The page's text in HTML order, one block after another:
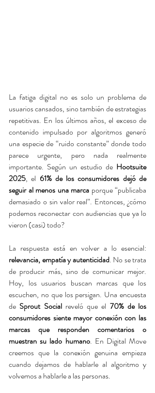
La fatiga digital no es solo un problema de
usuarios cansados, sino también de estrategias
repetitivas. En los últimos años, el exceso de
contenido impulsado por algoritmos generó
una especie de “ruido constante” donde todo
parece urgente, pero nada realmente
importante. Según un estudio de Hootsuite
2025, el 61% de los consumidores dejó de
seguir al menos una marca porque “publicaba
demasiado o sin valor real”. Entonces, ¿cómo
podemos reconectar con audiencias que ya lo
vieron (casi) todo?
relevancia, empatía y autenticidad. No se trata
de producir más, sino de comunicar mejor.
Hoy, los usuarios buscan marcas que los
escuchen, no que los persigan. Una encuesta
de Sprout Social reveló que el 70% de los
consumidores siente mayor conexión con las
marcas que responden comentarios o
muestran su lado humano. En Digital Move
creemos que la conexión genuina empieza
cuando dejamos de hablarle al algoritmo y
volvemos a hablarle a las personas.